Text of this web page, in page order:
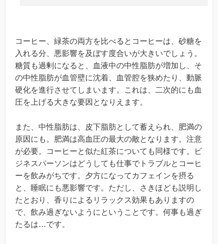
コーヒー、緑茶の両方を比べるとコーヒーは、砂糖を
入れる分、悪影響を及ぼす度合いが大きいでしょう。
糖質も過剰になると、血液中の中性脂肪が増加し、そ
の中性脂肪が血管壁に沈着、血管腔を狭めたり、動脈
硬化を進行させてしまいます。これは、二次的にも血
圧を上げる大きな要因となりえます。
また、中性脂肪は、皮下脂肪として蓄えられ、肥満の
原因にも。肥満は高血圧の最大の敵となります。注意
が必要。コーヒーと似た紅茶についても同様です。ビ
ジネスパーソンはどうしても仕事でトラブルとコーヒ
ーを飲みがちです。夕方になってカフェインを摂る
と、睡眠にも悪影響です。ただし、さきほども説明し
たとおり、香りによるリラックス効果もありますの
で、飲み過ぎないようにということです。何事も過ぎ
たるは…です。